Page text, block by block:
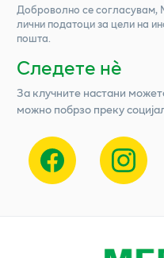
Доброволно се согласувам,
лични податоци за цели на
пошта.
Следете нѐ
За клучните настани
можно побрзо преку